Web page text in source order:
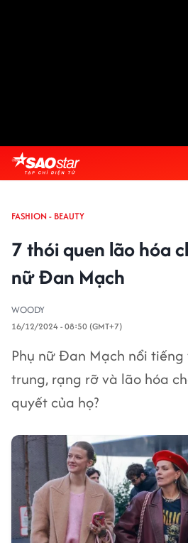
FASHION - BEAUTY
7 thói quen lão hóa
nữ Đan Mạch
WOODY
16/12/2024 - 08:50 (GMT+7)
Phụ nữ Đan Mạch nổi
trung, rạng rỡ và lão hóa
quyết của họ?